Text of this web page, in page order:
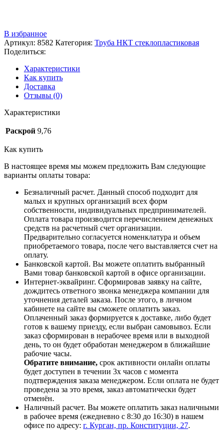
В избранное
Артикул: 8582 Категория: Труба НКТ стеклопластиковая
Поделиться:
Характеристики
Как купить
Доставка
Отзывы (0)
Характеристики
Раскрой 9,76
Как купить
В настоящее время мы можем предложить Вам следующие
варианты оплаты товара:
Безналичный расчет. Данный способ подходит для
малых и крупных организаций всех форм
собственности, индивидуальных предпринимателей.
Оплата товара производится перечислением денежных
средств на расчетный счет организации.
Предварительно согласуется номенклатура и объем
приобретаемого товара, после чего выставляется счет на
оплату.
Банковской картой. Вы можете оплатить выбранный
Вами товар банковской картой в офисе организации.
Интернет-эквайринг. Сформировав заявку на сайте,
дождитесь ответного звонка менеджера компании для
уточнения деталей заказа. После этого, в личном
кабинете на сайте вы сможете оплатить заказ.
Оплаченный заказ формируется к доставке, либо будет
готов к вашему приезду, если выбран самовывоз. Если
заказ сформирован в нерабочее время или в выходной
день, то он будет обработан менеджером в ближайшие
рабочие часы.
Обратите внимание, срок активности онлайн оплаты
будет доступен в течении 3х часов с момента
подтверждения заказа менеджером. Если оплата не будет
проведена за это время, заказ автоматически будет
отменён.
Наличный расчет. Вы можете оплатить заказ наличными
в рабочее время (ежедневно с 8:30 до 16:30) в нашем
офисе по адресу: г. Курган, пр. Конституции, 27.